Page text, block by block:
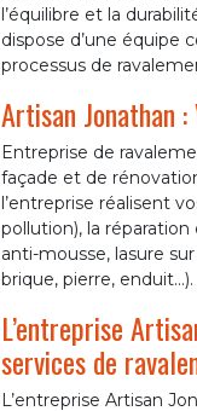
l’équilibre et la
dispose d’une équipe
processus de
Artisan Jonathan
Entreprise de
façade et de
l’entreprise réalisent
pollution), la
anti-mousse, lasure
brique, pierre, enduit…).
L’entreprise
services de
L’entreprise Artisan